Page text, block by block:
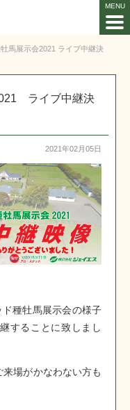
馬展示会2021 ライブ中継決
ライブ中継決
2021年02月05日
種牡馬展示会の様子
することに致しまし
場がかなわない方も